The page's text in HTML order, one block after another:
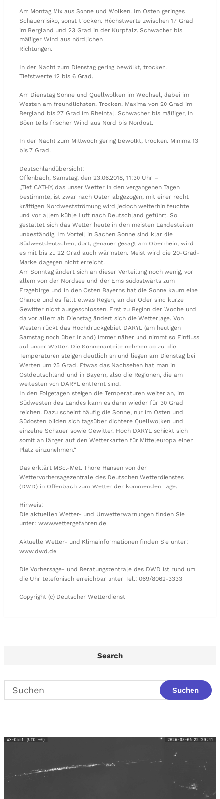
Am Montag Mix aus Sonne und Wolken. Im Osten geringes
Schauerrisiko, sonst trocken. Höchstwerte zwischen 17 Grad
im Bergland und 23 Grad in der Kurpfalz. Schwacher bis
mäßiger Wind aus nördlichen
Richtungen.
In der Nacht zum Dienstag gering bewölkt, trocken.
Tiefstwerte 12 bis 6 Grad.
Am Dienstag Sonne und Quellwolken im Wechsel, dabei im
Westen am freundlichsten. Trocken. Maxima von 20 Grad im
Bergland bis 27 Grad im Rheintal. Schwacher bis mäßiger, in
Böen teils frischer Wind aus Nord bis Nordost.
In der Nacht zum Mittwoch gering bewölkt, trocken. Minima 13
bis 7 Grad.
Deutschlandübersicht:
Offenbach, Samstag, den 23.06.2018, 11:30 Uhr –
„Tief CATHY, das unser Wetter in den vergangenen Tagen
bestimmte, ist zwar nach Osten abgezogen, mit einer recht
kräftigen Nordwestströmung wird jedoch weiterhin feuchte
und vor allem kühle Luft nach Deutschland geführt. So
gestaltet sich das Wetter heute in den meisten Landesteilen
unbeständig. Im Vorteil in Sachen Sonne sind klar die
Südwestdeutschen, dort, genauer gesagt am Oberrhein, wird
es mit bis zu 22 Grad auch wärmsten. Meist wird die 20-Grad-
Marke dagegen nicht erreicht.
Am Sonntag ändert sich an dieser Verteilung noch wenig, vor
allem von der Nordsee und der Ems südostwärts zum
Erzgebirge und in den Osten Bayerns hat die Sonne kaum eine
Chance und es fällt etwas Regen, an der Oder sind kurze
Gewitter nicht ausgeschlossen. Erst zu Beginn der Woche und
da vor allem ab Dienstag ändert sich die Wetterlage. Von
Westen rückt das Hochdruckgebiet DARYL (am heutigen
Samstag noch über Irland) immer näher und nimmt so Einfluss
auf unser Wetter. Die Sonnenanteile nehmen so zu, die
Temperaturen steigen deutlich an und liegen am Dienstag bei
Werten um 25 Grad. Etwas das Nachsehen hat man in
Ostdeutschland und in Bayern, also die Regionen, die am
weitesten von DARYL entfernt sind.
In den Folgetagen steigen die Temperaturen weiter an, im
Südwesten des Landes kann es dann wieder für 30 Grad
reichen. Dazu scheint häufig die Sonne, nur im Osten und
Südosten bilden sich tagsüber dichtere Quellwolken und
einzelne Schauer sowie Gewitter. Hoch DARYL schickt sich
somit an länger auf den Wetterkarten für Mitteleuropa einen
Platz einzunehmen.“
Das erklärt MSc.-Met. Thore Hansen von der
Wettervorhersagezentrale des Deutschen Wetterdienstes
(DWD) in Offenbach zum Wetter der kommenden Tage.
Hinweis:
Die aktuellen Wetter- und Unwetterwarnungen finden Sie
unter: www.wettergefahren.de
Aktuelle Wetter- und Klimainformationen finden Sie unter:
www.dwd.de
Die Vorhersage- und Beratungszentrale des DWD ist rund um
die Uhr telefonisch erreichbar unter Tel.: 069/8062-3333
Copyright (c) Deutscher Wetterdienst
Search